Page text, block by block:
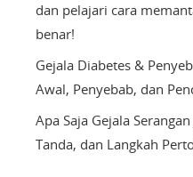
dan pelajari cara
benar!
Gejala Diabetes &
Awal, Penyebab, dan
Apa Saja Gejala
Tanda, dan Langkah